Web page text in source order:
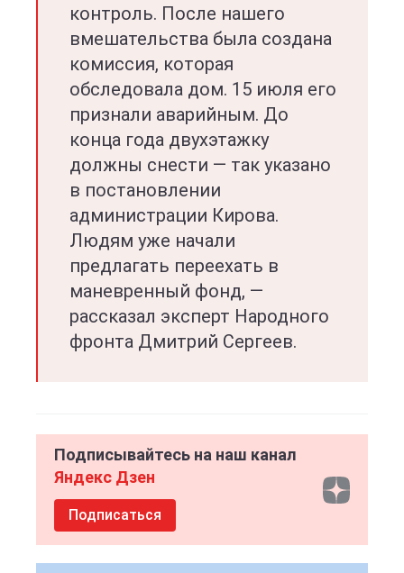
контроль. После нашего
вмешательства была создана
комиссия, которая
обследовала дом. 15 июля его
признали аварийным. До
конца года двухэтажку
должны снести — так указано
в постановлении
администрации Кирова.
Людям уже начали
предлагать переехать в
маневренный фонд, —
рассказал эксперт Народного
фронта Дмитрий Сергеев.
Подписывайтесь на наш канал
Яндекс Дзен
Подписаться